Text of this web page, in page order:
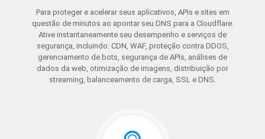
Para proteger e acelerar seus aplicativos, APIs e sites em
questão de minutos ao apontar seu DNS para a Cloudflare.
Ative instantaneamente seu desempenho e serviços de
segurança, incluindo: CDN, WAF, proteção contra DDOS,
gerenciamento de bots, segurança de APIs, análises de
dados da web, otimização de imagens, distribuição por
streaming, balanceamento de carga, SSL e DNS.